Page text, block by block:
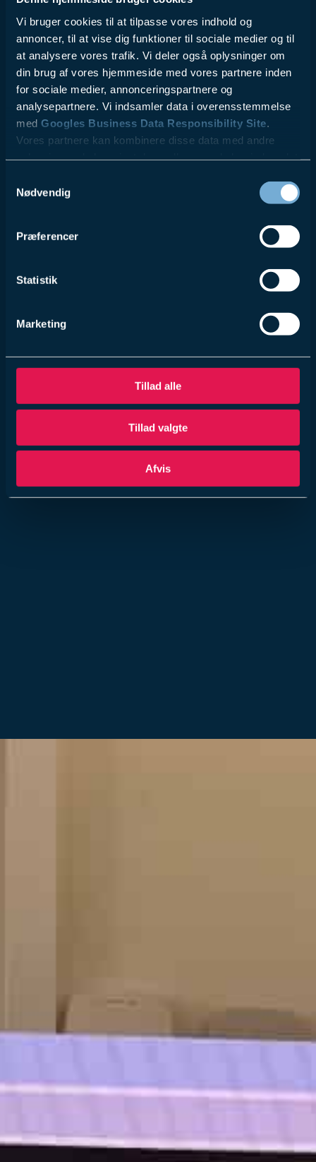
Vi bruger cookies til at tilpasse vores indhold og
annoncer, til at vise dig funktioner til sociale medier og til
at analysere vores trafik. Vi deler også oplysninger om
din brug af vores hjemmeside med vores partnere inden
for sociale medier, annonceringspartnere og
analysepartnere. Vi indsamler data i overensstemmelse
med Googles Business Data Responsibility Site
Vores partnere kan kombinere disse data med andre
Nødvendig
Præferencer
Statistik
Marketing
Tillad alle
Tillad valgte
Afvis